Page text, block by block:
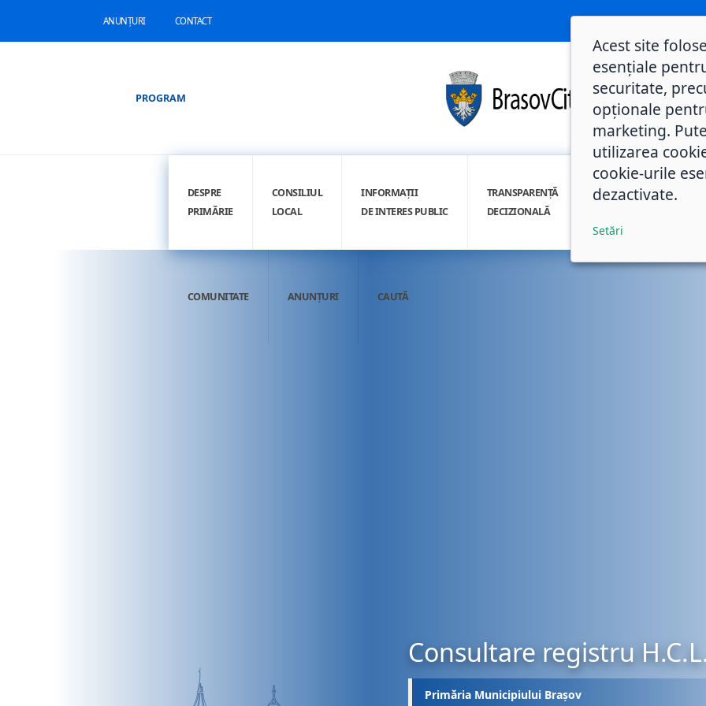
ANUNȚURI CONTACT
PROGRAM
DESPRE
PRIMĂRIE
CONSILIUL
LOCAL
INFORMAȚII
DE INTERES PUBLIC
TRANSPARENȚĂ
DECIZIONALĂ
INTEGRITATE
COMUNITATE ANUNȚURI CAUTĂ
Consultare registru
Primăria Municipiului Brașov
Acest site
esențiale
securitate,
opționale
marketing.
utilizarea
cookie-urile
dezactivate.
Setări